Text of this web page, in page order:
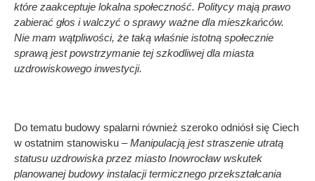
które zaakceptuje lokalna społeczność. Politycy mają prawo
zabierać głos i walczyć o sprawy ważne dla mieszkańców.
Nie mam wątpliwości, że taką właśnie istotną społecznie
sprawą jest powstrzymanie tej szkodliwej dla miasta
uzdrowiskowego inwestycji.
Do tematu budowy spalarni również szeroko odniósł się Ciech
w ostatnim stanowisku –Manipulacją jest straszenie utratą
statusu uzdrowiska przez miasto Inowrocław wskutek
planowanej budowy instalacji termicznego przekształcania